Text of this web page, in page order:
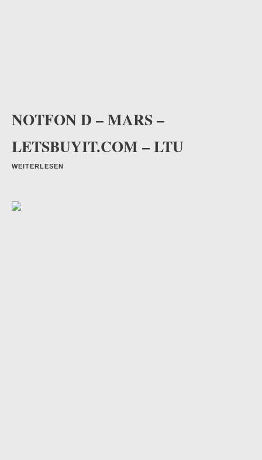
NOTFON D – MARS –
LETSBUYIT.COM – LTU
WEITERLESEN